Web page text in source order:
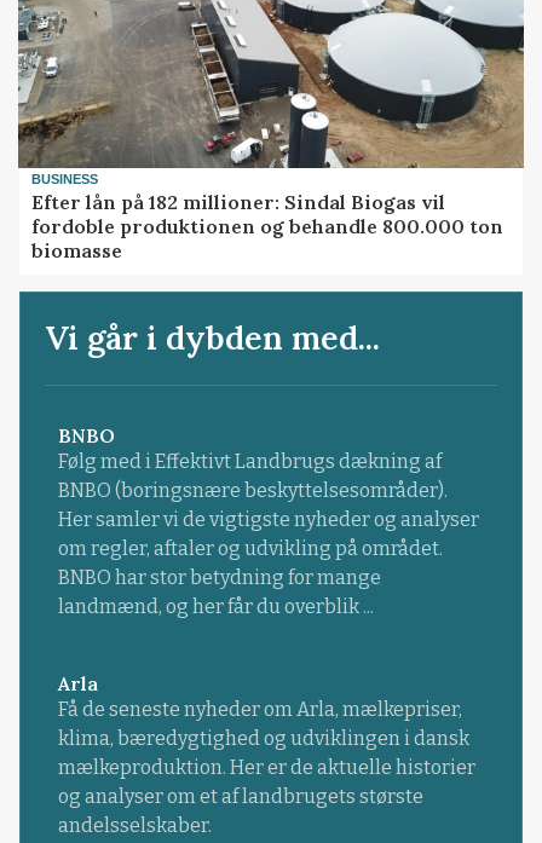
BUSINESS
Efter lån på 182 millioner: Sindal Biogas vil
fordoble produktionen og behandle 800.000 ton
biomasse
Vi går i dybden med...
BNBO
Følg med i Effektivt Landbrugs dækning af
BNBO (boringsnære beskyttelsesområder).
Her samler vi de vigtigste nyheder og analyser
om regler, aftaler og udvikling på området.
BNBO har stor betydning for mange
landmænd, og her får du overblik ...
Arla
Få de seneste nyheder om Arla, mælkepriser,
klima, bæredygtighed og udviklingen i dansk
mælkeproduktion. Her er de aktuelle historier
og analyser om et af landbrugets største
andelsselskaber.